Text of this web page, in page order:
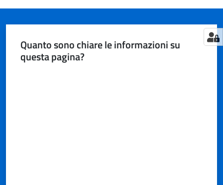
Quanto sono chiare le informazioni su
questa pagina?